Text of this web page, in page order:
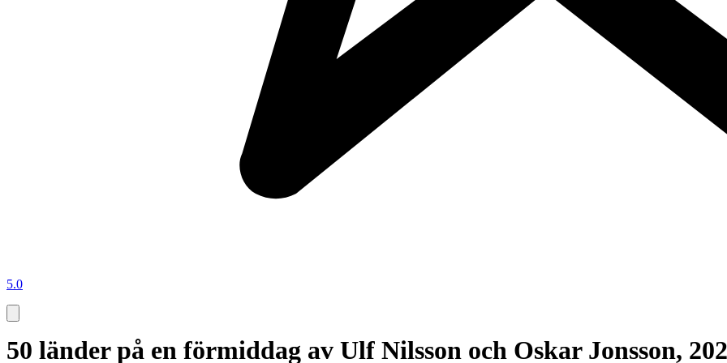
5.0
50 länder på en förmiddag av Ulf Nilsson och Oskar Jonsson,